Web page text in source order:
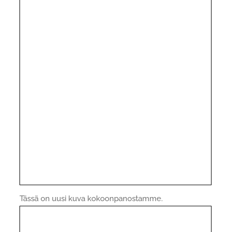
Tässä on uusi kuva kokoonpanostamme.